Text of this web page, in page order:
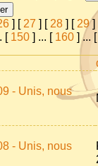
] [ 27 ] [ 28 ] [ 29]
[ 150 ] ... [ 160 ]...
- Unis, nous
- Unis, nous